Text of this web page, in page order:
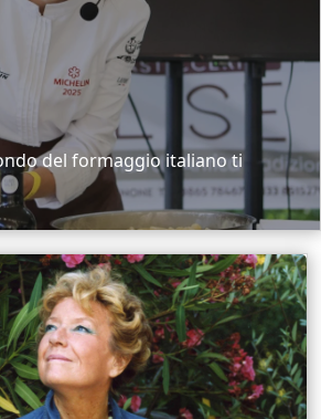
del formaggio italiano ti